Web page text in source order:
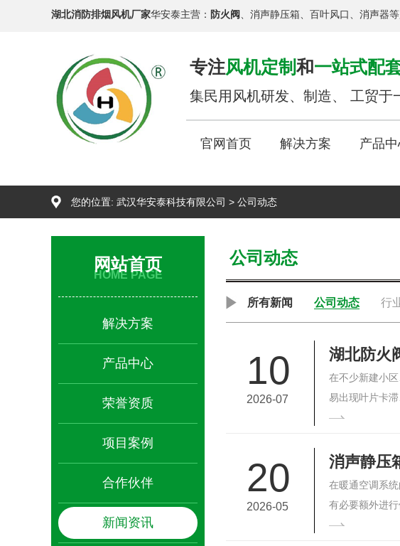
湖北消防排烟风机厂家华安泰主营： 防火阀 、消声静压箱、百叶风口、消声器
专注风机定制和一站式配
集民用风机研发、制造、 工贸于
官网首页 解决方案 产品
您的位置: 武汉华安泰科技有限公司 > 公司动态
网站首页
HOME PAGE
解决方案
产品中心
荣誉资质
项目案例
合作伙伴
新闻资讯
公司动态
所有新闻 公司动态 行
10
2026-07
湖北防火
在不少新建小
易出现叶片卡
20
2026-05
消声静压
在暖通空调系
有必要额外进